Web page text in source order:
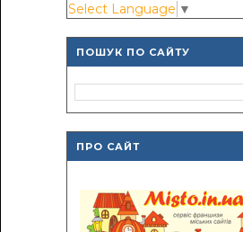
Select Language ▼
ПОШУК ПО САЙТУ
ПРО САЙТ